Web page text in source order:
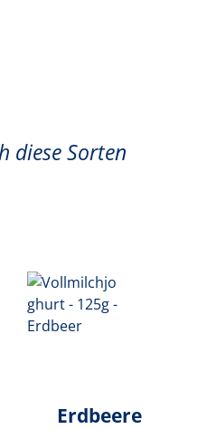
diese Sorten
Erdbeere